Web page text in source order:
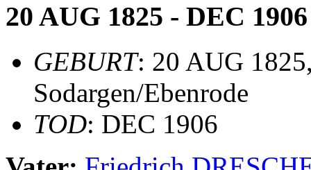
20 AUG 1825 - DEC 1906
GEBURT: 20 AUG
Sodargen/Ebenrode
TOD: DEC 1906